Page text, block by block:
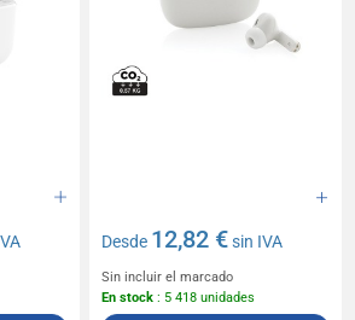
Desde 12,82 €sin IVA
Sin incluir el marcado
En stock : 5 418 unidades